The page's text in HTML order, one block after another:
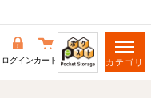
ログインカート カテゴリ